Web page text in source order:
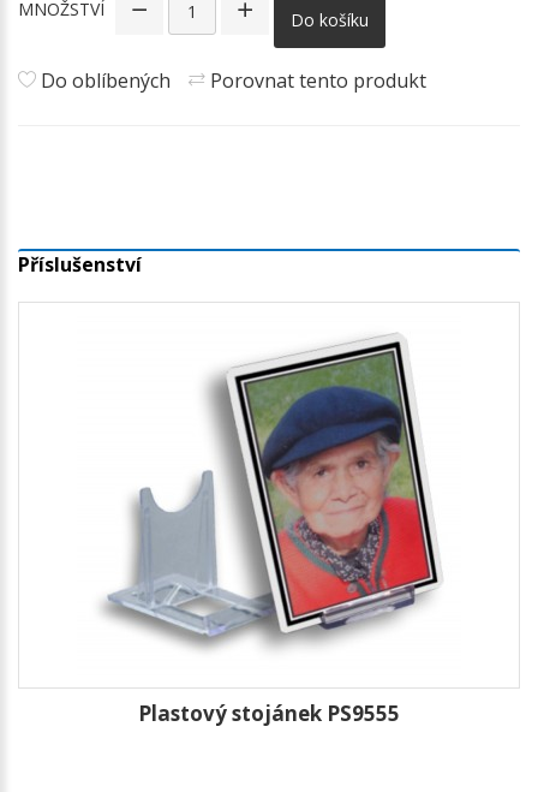
MNOŽSTVÍ Do košíku
Do oblíbených Porovnat tento produkt
Příslušenství
Plastový stojánek PS9555